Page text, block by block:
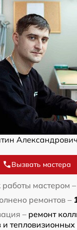
Вызвать мастера
мастером –
ремонтов –
– ремонт
и